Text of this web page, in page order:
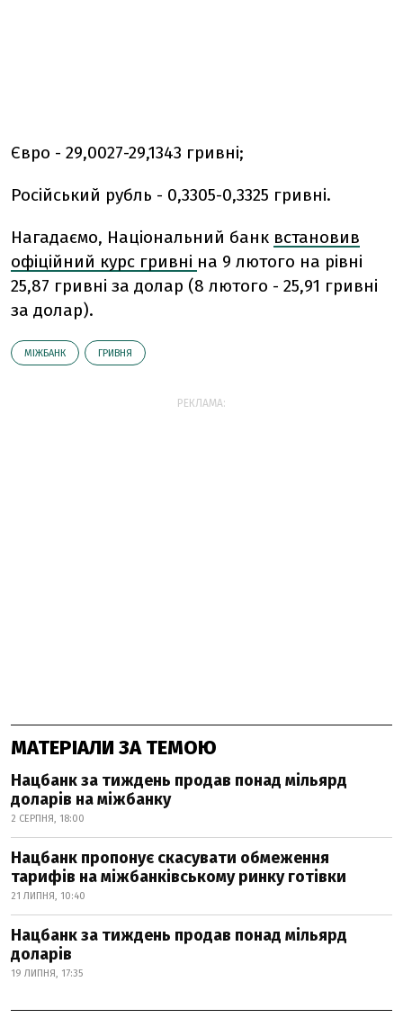
Євро - 29,0027-29,1343 гривні;
Російський рубль - 0,3305-0,3325 гривні.
Нагадаємо, Національний банк встановив
офіційний курс гривні на 9 лютого на рівні
25,87 гривні за долар (8 лютого - 25,91 гривні
за долар).
МІЖБАНК ГРИВНЯ
РЕКЛАМА:
МАТЕРІАЛИ ЗА ТЕМОЮ
Нацбанк за тиждень продав понад мільярд
доларів на міжбанку
2 СЕРПНЯ, 18:00
Нацбанк пропонує скасувати обмеження
тарифів на міжбанківському ринку готівки
21 ЛИПНЯ, 10:40
Нацбанк за тиждень продав понад мільярд
доларів
19 ЛИПНЯ, 17:35